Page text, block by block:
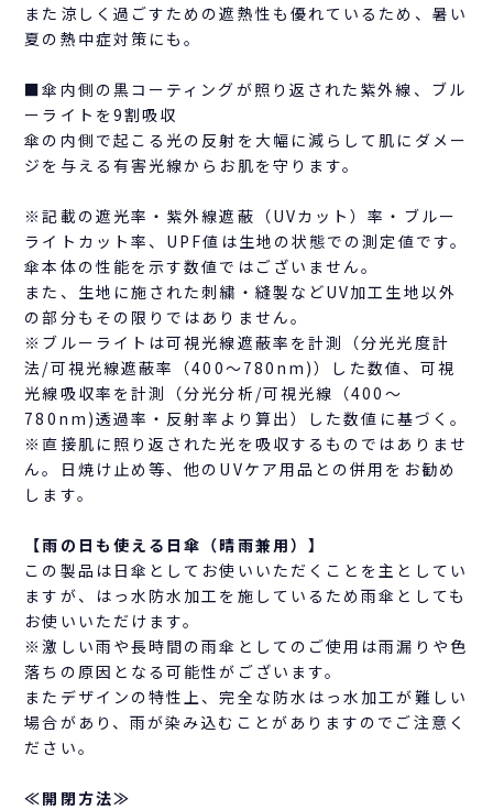
また涼しく過ごすための遮熱性も優れているため、暑い
夏の熱中症対策にも。
■傘内側の黒コーティングが照り返された紫外線、ブル
ーライトを9割吸収
傘の内側で起こる光の反射を大幅に減らして肌にダメー
ジを与える有害光線からお肌を守ります。
※記載の遮光率・紫外線遮蔽（UVカット）率・ブルー
ライトカット率、UPF値は生地の状態での測定値です。
傘本体の性能を示す数値ではございません。
また、生地に施された刺繍・縫製などUV加工生地以外
の部分もその限りではありません。
※ブルーライトは可視光線遮蔽率を計測（分光光度計
法/可視光線遮蔽率（400～780nm)）した数値、可視
光線吸収率を計測（分光分析/可視光線（400～
780nm)透過率・反射率より算出）した数値に基づく。
※直接肌に照り返された光を吸収するものではありませ
ん。日焼け止め等、他のUVケア用品との併用をお勧め
します。
【雨の日も使える日傘（晴雨兼用）】
この製品は日傘としてお使いいただくことを主としてい
ますが、はっ水防水加工を施しているため雨傘としても
お使いいただけます。
※激しい雨や長時間の雨傘としてのご使用は雨漏りや色
落ちの原因となる可能性がございます。
またデザインの特性上、完全な防水はっ水加工が難しい
場合があり、雨が染み込むことがありますのでご注意く
ださい。
≪開閉方法≫